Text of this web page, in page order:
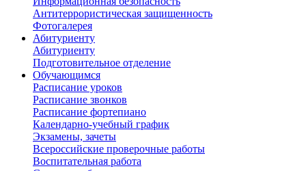
Антитеррористическая защищенность
Фотогалерея
Абитуриенту
Абитуриенту
Подготовительное отделение
Обучающимся
Расписание уроков
Расписание звонков
Расписание фортепиано
Календарно-учебный график
Экзамены, зачеты
Всероссийские проверочные работы
Воспитательная работа